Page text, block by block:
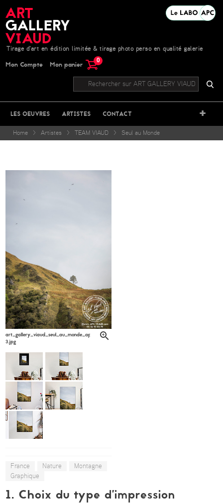
Tirage d'art en édition limitée & tirage photo perso en qualité galerie
Mon Compte Mon panier 0
LES OEUVRES ARTISTES CONTACT +
Home > Artistes > TEAM VIAUD > Seul au Monde
art_gallery_viaud_seul_au_monde_apc_viaud_6-
3.jpg
France Nature
Montagne
Graphique
1. Choix du type d’impression